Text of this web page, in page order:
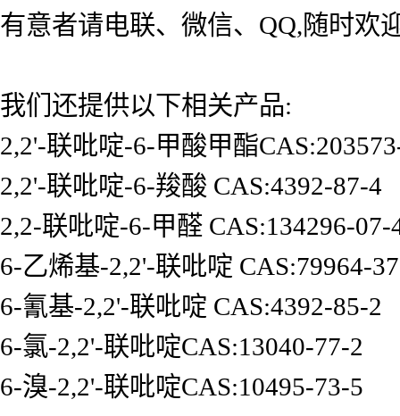
有意者请电联、微信、QQ,随时欢
我们还提供以下相关产品:
2,2'-联吡啶-6-甲酸甲酯
2,2'-联吡啶-6-羧酸 CAS:4392-87-4
2,2-联吡啶-6-甲醛 CAS:134296-07-
6-乙烯基-2,2'-联吡啶 CAS:79964-
6-氰基-2,2'-联吡啶 CAS:4392-85-2
6-氯-2,2'-联吡啶CAS:13040-77-2
6-溴-2,2'-联吡啶CAS:10495-73-5